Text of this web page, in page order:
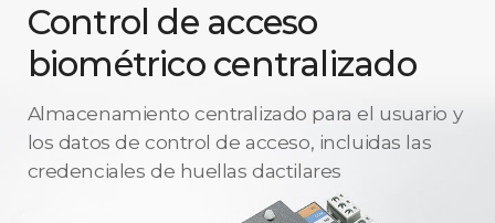
Control de acceso
biométrico centralizado
Almacenamiento centralizado para el usuario y
los datos de control de acceso, incluidas las
credenciales de huellas dactilares